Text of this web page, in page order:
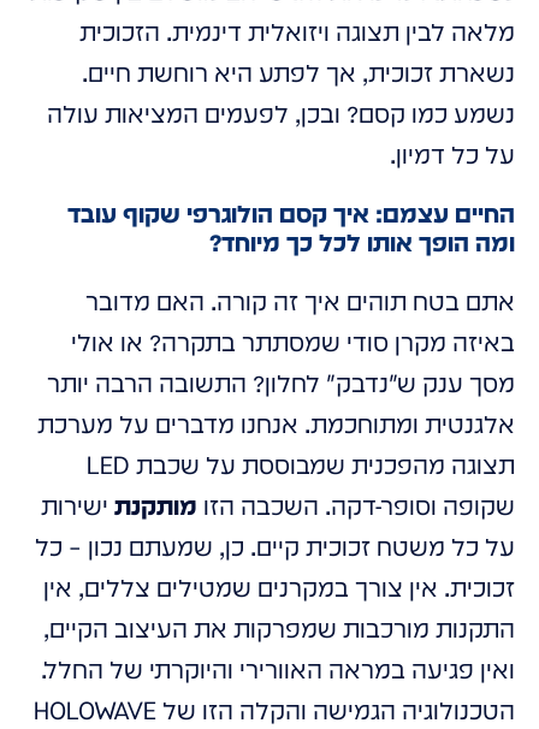
מלאה לבין תצוגה ויזואלית דינמית. הזכוכית
נשארת זכוכית, אך לפתע היא רוחשת חיים.
נשמע כמו קסם? ובכן, לפעמים המציאות עולה
על כל דמיון.
החיים עצמם: איך קסם הולוגרפי שקוף עובד
ומה הופך אותו לכל כך מיוחד?
אתם בטח תוהים איך זה קורה. האם מדובר
באיזה מקרן סודי שמסתתר בתקרה? או אולי
מסך ענק ש"נדבק" לחלון? התשובה הרבה יותר
אלגנטית ומתוחכמת. אנחנו מדברים על מערכת
תצוגה מהפכנית שמבוססת על שכבת LED
שקופה וסופר-דקה. השכבה הזו מותקנת ישירות
על כל משטח זכוכית קיים. כן, שמעתם נכון – כל
זכוכית. אין צורך במקרנים שמטילים צללים, אין
התקנות מורכבות שמפרקות את העיצוב הקיים,
ואין פגיעה במראה האוורירי והיוקרתי של החלל.
הטכנולוגיה הגמישה והקלה הזו של HOLOWAVE